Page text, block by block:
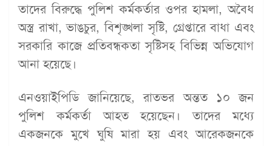
তাদের বিরুদ্ধে পুলিশ কর্মকর্তার ওপর হামলা, অবৈধ
অস্ত্র রাখা, ভাঙচুর, বিশৃঙ্খলা সৃষ্টি, গ্রেপ্তারে বাধা এবং
সরকারি কাজে প্রতিবন্ধকতা সৃষ্টিসহ বিভিন্ন অভিযোগ
আনা হয়েছে।
এনওয়াইপিডি জানিয়েছে, রাতভর অন্তত ১০ জন
পুলিশ কর্মকর্তা আহত হয়েছেন। তাদের মধ্যে
একজনকে মুখে ঘুষি মারা হয় এবং আরেকজনকে